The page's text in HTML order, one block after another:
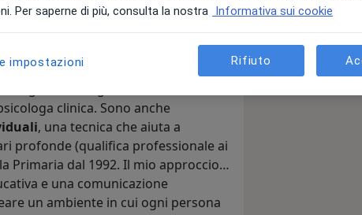
o cambiamento, o
giudizio dove ritrovarti,
il benessere psicologico
degli Studi Guglielmo Marconi di
clinica. Sono anche
, una tecnica che aiuta a
profonde (qualifica professionale ai
Primaria dal 1992. Il mio approccio
e una comunicazione
un ambiente in cui ogni persona
Per saperne di più, consulta la nostra Informativa sui cookie
impostazioni Rifiuto